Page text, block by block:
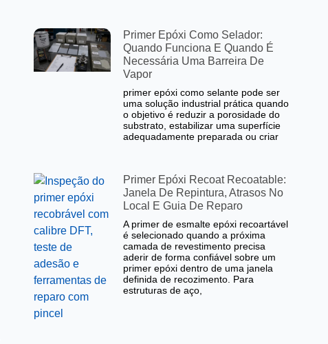
Primer Epóxi Como Selador:
Quando Funciona E Quando É
Necessária Uma Barreira De
Vapor
primer epóxi como selante pode ser
uma solução industrial prática quando
o objetivo é reduzir a porosidade do
substrato, estabilizar uma superfície
adequadamente preparada ou criar
Primer Epóxi Recoat Recoatable:
Janela De Repintura, Atrasos No
Local E Guia De Reparo
A primer de esmalte epóxi recoartável
é selecionado quando a próxima
camada de revestimento precisa
aderir de forma confiável sobre um
primer epóxi dentro de uma janela
definida de recozimento. Para
estruturas de aço,